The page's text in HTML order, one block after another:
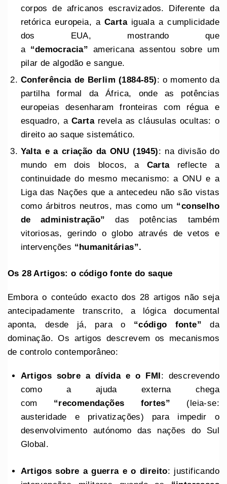
corpos de africanos escravizados. Diferente da
retórica europeia, aCartaiguala a cumplicidade
dos EUA, mostrando que
a “democracia” americana assentou sobre um
pilar de algodão e sangue.
Conferência de Berlim (1884-85): o momento da
partilha formal da África, onde as potências
europeias desenharam fronteiras com régua e
esquadro, a Cartarevela as cláusulas ocultas: o
direito ao saque sistemático.
Yalta e a criação da ONU (1945): na divisão do
mundo em dois blocos, a Cartareflecte a
continuidade do mesmo mecanismo: a ONU e a
Liga das Nações que a antecedeu não são vistas
como árbitros neutros, mas como um “conselho
de administração” das potências também
vitoriosas, gerindo o globo através de vetos e
intervenções “humanitárias”.
Os 28 Artigos: o código fonte do saque
Embora o conteúdo exacto dos 28 artigos não seja
antecipadamente transcrito, a lógica documental
aponta, desde já, para o “código fonte” da
dominação. Os artigos descrevem os mecanismos
de controlo contemporâneo:
Artigos sobre a dívida e o FMI : descrevendo
como a ajuda externa chega
com “recomendações fortes” (leia-se:
austeridade e privatizações) para impedir o
desenvolvimento autónomo das nações do Sul
Global.
Artigos sobre a guerra e o direito: justificando